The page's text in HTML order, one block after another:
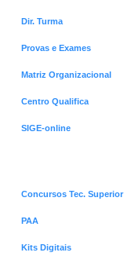
Dir. Turma
Provas e Exames
Matriz Organizacional
Centro Qualifica
SIGE-online
Concursos Tec. Superior
PAA
Kits Digitais